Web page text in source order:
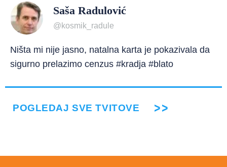
Saša Radulović
@kosmik_radule
Ništa mi nije jasno, natalna karta je pokazivala da
sigurno prelazimo cenzus #kradja #blato
POGLEDAJ SVE TVITOVE